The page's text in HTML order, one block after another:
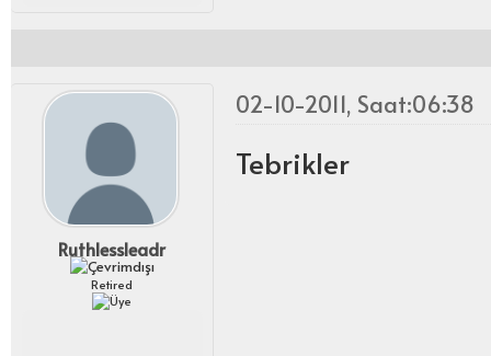
Ruthlessleadr
Retired
02-10-2011, Saat:06:38
Tebrikler